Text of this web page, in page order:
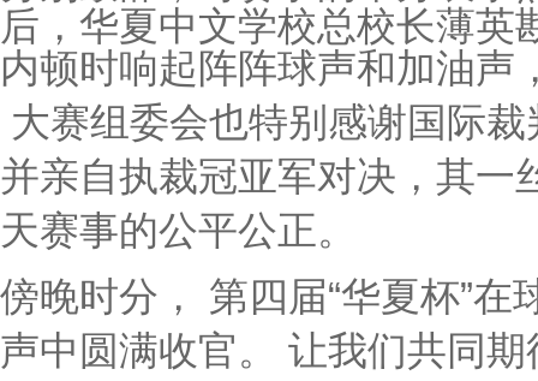
后，华夏中文学校总校长薄英
内顿时响起阵阵球声和加油声
大赛组委会也特别感谢国际
并亲自执裁冠亚军对决，其一
天赛事的公平公正。
傍晚时分， 第四届“华夏杯”
声中圆满收官。 让我们共同期